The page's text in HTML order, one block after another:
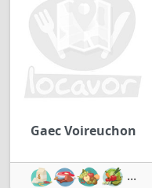
Gaec Voireuchon
...